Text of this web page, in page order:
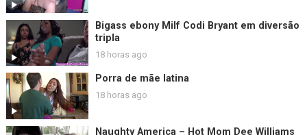
Bigass ebony Milf Codi Bryant em diversão
tripla
18 horas ago
Porra de mãe latina
18 horas ago
Naughty America – Hot Mom Dee Williams